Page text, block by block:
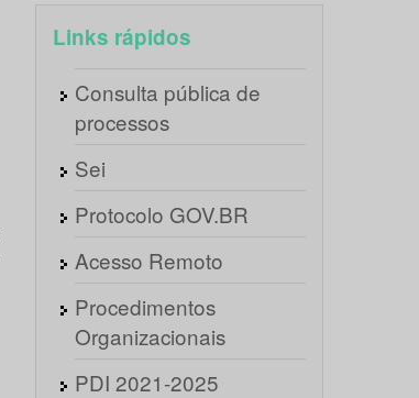
Links rápidos
Consulta pública de
processos
Sei
Protocolo GOV.BR
Acesso Remoto
Procedimentos
Organizacionais
PDI 2021-2025